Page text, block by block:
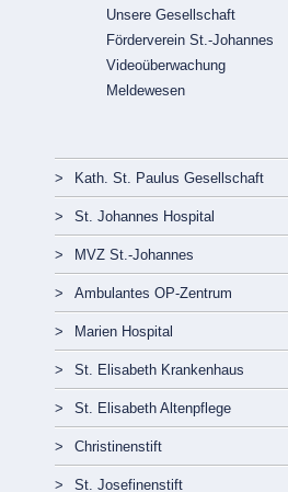
Unsere Gesellschaft
Förderverein St.-Johannes
Videoüberwachung
Meldewesen
überspringen
Kath. St. Paulus Gesellschaft
St. Johannes Hospital
MVZ St.-Johannes
Ambulantes OP-Zentrum
Marien Hospital
St. Elisabeth Krankenhaus
St. Elisabeth Altenpflege
Christinenstift
St. Josefinenstift